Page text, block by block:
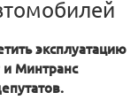
эксплуатацию
Минтранс